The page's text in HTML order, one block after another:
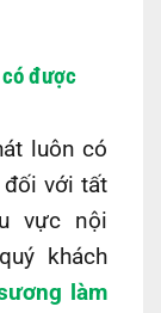
có được
luôn có
với tất
vực nội
khách
làm